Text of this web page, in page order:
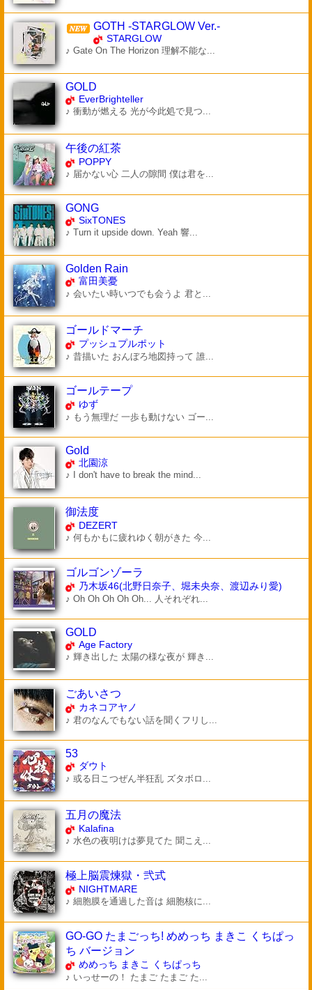
GOTH -STARGLOW Ver.-
STARGLOW
♪ Gate On The Horizon 理解不能な...
GOLD
EverBrighteller
♪ 衝動が燃える 光が今此処で見つ...
午後の紅茶
POPPY
♪ 届かない心 二人の隙間 僕は君を...
GONG
SixTONES
♪ Turn it upside down. Yeah 響...
Golden Rain
富田美憂
♪ 会いたい時いつでも会うよ 君と...
ゴールドマーチ
プッシュプルポット
♪ 昔描いた おんぼろ地図持って 誰...
ゴールテープ
ゆず
♪ もう無理だ 一歩も動けない ゴー...
Gold
北園涼
♪ I don't have to break the mind...
御法度
DEZERT
♪ 何もかもに疲れゆく朝がきた 今...
ゴルゴンゾーラ
乃木坂46(北野日奈子、堀未央奈、渡辺みり愛)
♪ Oh Oh Oh Oh Oh... 人それぞれ...
GOLD
Age Factory
♪ 輝き出した 太陽の様な夜が 輝き...
ごあいさつ
カネコアヤノ
♪ 君のなんでもない話を聞くフリし...
53
ダウト
♪ 或る日こつぜん半狂乱 ズタボロ...
五月の魔法
Kalafina
♪ 水色の夜明けは夢見てた 聞こえ...
極上脳震煉獄・弐式
NIGHTMARE
♪ 細胞膜を通過した音は 細胞核に...
GO-GO たまごっち! めめっち まきこ くちぱっ
ち バージョン
めめっち まきこ くちぱっち
♪ いっせーの！ たまご たまご た...